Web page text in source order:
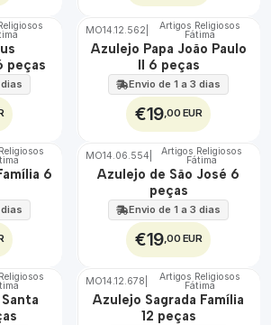
peças
🇵🇹
100%
MO14.12.562 Artigos Religiosos
Fátima
Azulejo Papa João Paulo
II 6 peças
Envio de 1 a 3 dias
€19,00 EUR
6
🇵🇹
100%
MO14.06.554 Artigos Religiosos
Fátima
Azulejo de São José 6
peças
Envio de 1 a 3 dias
€19,00 EUR
🇵🇹
100%
MO14.12.678 Artigos Religiosos
Fátima
Azulejo Sagrada Família
12 peças